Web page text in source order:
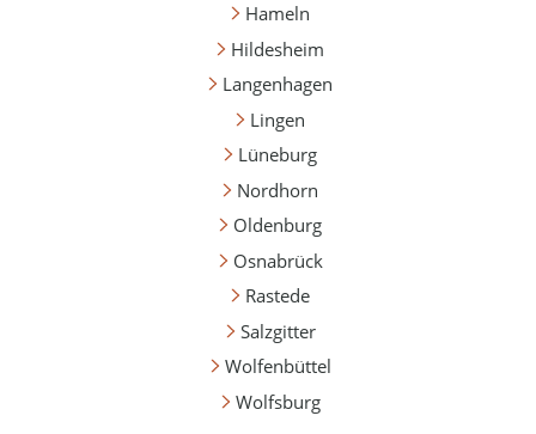
Hameln
Hildesheim
Langenhagen
Lingen
Lüneburg
Nordhorn
Oldenburg
Osnabrück
Rastede
Salzgitter
Wolfenbüttel
Wolfsburg